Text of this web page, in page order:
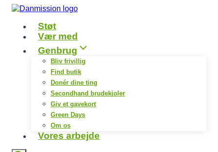
Fortsæt
indhold
Støt
Vær med
Genbrug
Bliv frivillig
Find butik
Donér dine ting
Secondhand brudekjoler
Giv et gavekort
Green Days
Om os
Vores arbejde